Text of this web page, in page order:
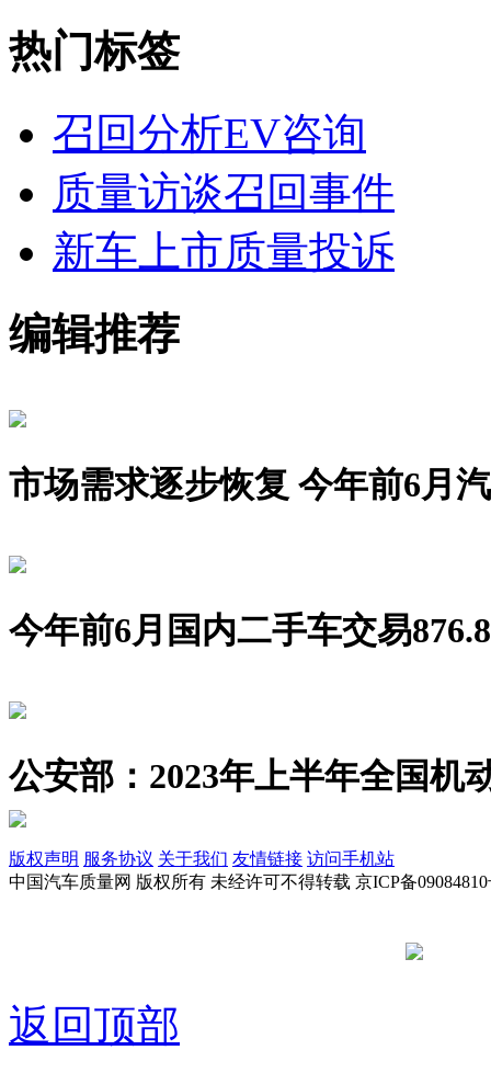
热门标签
召回分析EV咨询
质量访谈召回事件
新车上市质量投诉
编辑推荐
市场需求逐步恢复 今年前6月
今年前6月国内二手车交易
公安部：2023年上半年全国机
版权声明 服务协议 关于我们 友情链接 访问手机站
中国汽车质量网 版权所有 未经许可不得转载 京ICP备09084810
返回顶部